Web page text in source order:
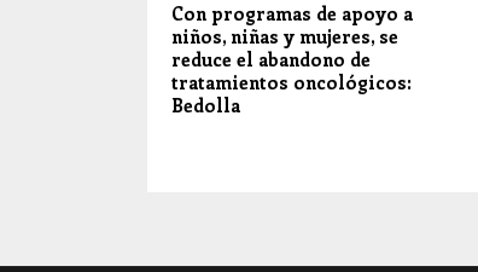
Con programas de apoyo a
niños, niñas y mujeres, se
reduce el abandono de
tratamientos oncológicos:
Bedolla